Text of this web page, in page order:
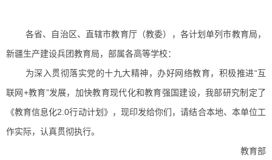
各省、自治区、直辖市教育厅（教委），各计划单列市教育局，
新疆生产建设兵团教育局，部属各高等学校：
为深入贯彻落实党的十九大精神，办好网络教育，积极推进“互
联网+教育”发展，加快教育现代化和教育强国建设，我部研究制定了
《教育信息化2.0行动计划》，现印发给你们，请结合本地、本单位工
作实际，认真贯彻执行。
教育部